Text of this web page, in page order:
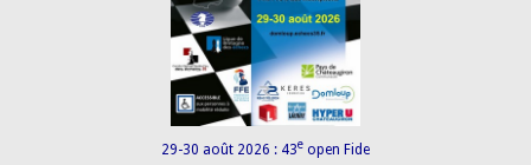
29-30 août 2026 : 43e open Fide